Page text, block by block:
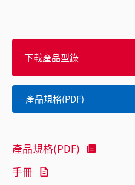
下載產品型錄
產品規格(PDF)
產品規格(PDF)
手冊